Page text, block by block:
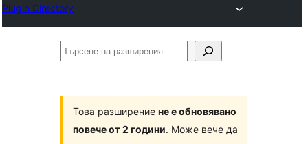
Plugin Directory
Търсене
Това разширение не е обновявано
повече от 2 години. Може вече да